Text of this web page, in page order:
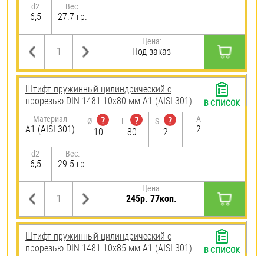
d2
6,5
Вес:
27.7 гр.
Цена:
Под заказ
Штифт пружинный цилиндрический с
прорезью DIN 1481 10х80 мм А1 (AISI 301)
Материал
А1 (AISI 301)
Ø
?
10
L
?
80
S
?
2
A
2
d2
6,5
Вес:
29.5 гр.
Цена:
245р. 77коп.
В СПИСОК
Штифт пружинный цилиндрический с
прорезью DIN 1481 10х85 мм А1 (AISI 301)
В СПИСОК